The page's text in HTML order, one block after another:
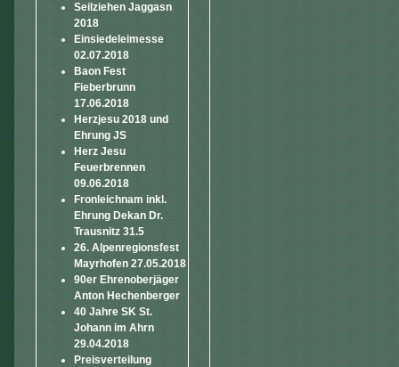
Seilziehen Jaggasn
2018
Einsiedeleimesse
02.07.2018
Baon Fest
Fieberbrunn
17.06.2018
Herzjesu 2018 und
Ehrung JS
Herz Jesu
Feuerbrennen
09.06.2018
Fronleichnam inkl.
Ehrung Dekan Dr.
Trausnitz 31.5
26. Alpenregionsfest
Mayrhofen 27.05.2018
90er Ehrenoberjäger
Anton Hechenberger
40 Jahre SK St.
Johann im Ahrn
29.04.2018
Preisverteilung